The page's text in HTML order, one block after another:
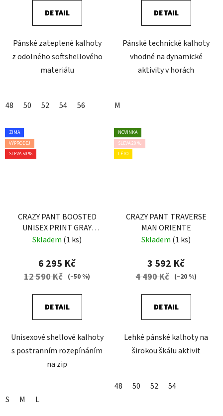
DETAIL
Pánské zateplené kalhoty
z odolného softshellového
materiálu
48 50 52 54 56
DETAIL
Pánské technické kalhoty
vhodné na dynamické
aktivity v horách
M
ZIMA
VÝPRODEJ
SLEVA 50 %
CRAZY PANT BOOSTED
UNISEX PRINT GRAY
JEANS
Skladem (1 ks)
6 295 Kč
12 590 Kč (–50 %)
DETAIL
Unisexové shellové kalhoty
s postranním rozepínáním
na zip
S M L
NOVINKA
SLEVA 20 %
LÉTO
CRAZY PANT TRAVERSE
MAN ORIENTE
Skladem (1 ks)
3 592 Kč
4 490 Kč (–20 %)
DETAIL
Lehké pánské kalhoty na
širokou škálu aktivit
48 50 52 54